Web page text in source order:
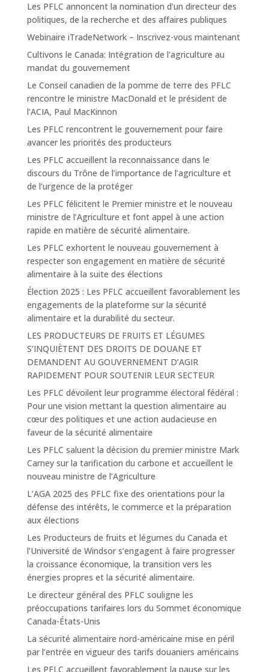
Les PFLC annoncent la nomination d’un directeur des
politiques, de la recherche et des affaires publiques
Webinaire iTradeNetwork – Inscrivez-vous maintenant
Cultivons le Canada: Intégration de l’agriculture au
mandat du gouvernement
Le Conseil canadien de la pomme de terre des PFLC
rencontre le ministre MacDonald et le président de
l’ACIA, Paul MacKinnon
Les PFLC rencontrent le gouvernement pour faire
avancer les priorités des producteurs
Les PFLC accueillent la reconnaissance dans le
discours du Trône de l’importance de l’agriculture et
de l’urgence de la protéger
Les PFLC félicitent le Premier ministre et le nouveau
ministre de l’Agriculture et font appel à une action
rapide en matière de sécurité alimentaire.
Les PFLC exhortent le nouveau gouvernement à
respecter son engagement en matière de sécurité
alimentaire à la suite des élections
Élection 2025 : Les PFLC accueillent favorablement les
engagements de la plateforme sur la sécurité
alimentaire et la durabilité du secteur.
LES PRODUCTEURS DE FRUITS ET LÉGUMES
S’INQUIÈTENT DES DROITS DE DOUANE ET
DEMANDENT AU GOUVERNEMENT D’AGIR
RAPIDEMENT POUR SOUTENIR LEUR SECTEUR
Les PFLC dévoilent leur programme électoral fédéral :
Pour une vision mettant la question alimentaire au
cœur des politiques et une action audacieuse en
faveur de la sécurité alimentaire
Les PFLC saluent la décision du premier ministre Mark
Carney sur la tarification du carbone et accueillent le
nouveau ministre de l’Agriculture
L’AGA 2025 des PFLC fixe des orientations pour la
défense des intérêts, le commerce et la préparation
aux élections
Les Producteurs de fruits et légumes du Canada et
l’Université de Windsor s’engagent à faire progresser
la croissance économique, la transition vers les
énergies propres et la sécurité alimentaire.
Le directeur général des PFLC souligne les
préoccupations tarifaires lors du Sommet économique
Canada-États-Unis
La sécurité alimentaire nord-américaine mise en péril
par l’entrée en vigueur des tarifs douaniers américains
Les PFLC accueillent favorablement la pause sur les